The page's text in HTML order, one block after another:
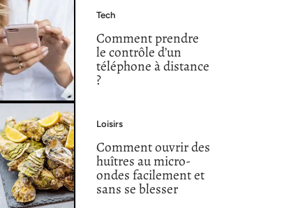
Tech
Comment prendre
le contrôle d’un
téléphone à distance
?
Loisirs
Comment ouvrir des
huîtres au micro-
ondes facilement et
sans se blesser